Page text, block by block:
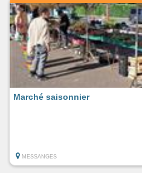
Marché saisonnier
MESSANGES